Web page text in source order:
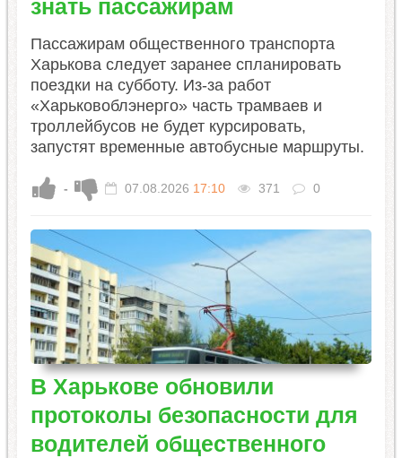
знать пассажирам
Пассажирам общественного транспорта
Харькова следует заранее спланировать
поездки на субботу. Из-за работ
«Харьковоблэнерго» часть трамваев и
троллейбусов не будет курсировать,
запустят временные автобусные маршруты.
- 07.08.2026 17:10 371 0
В Харькове обновили
протоколы безопасности для
водителей общественного